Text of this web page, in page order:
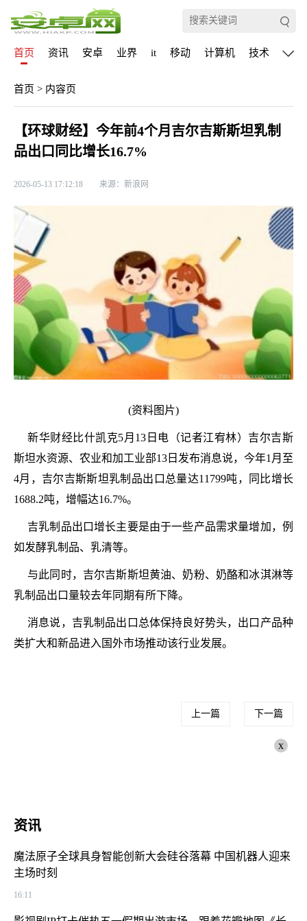
首页 资讯 安卓 业界 it 移动 计算机 技术 通信
首页 > 内容页
【环球财经】今年前4个月吉尔吉斯斯坦乳制
品出口同比增长16.7%
2026-05-13 17:12:18 来源：新浪网
(资料图片)
新华财经比什凯克5月13日电（记者江宥林）吉尔吉斯
斯坦水资源、农业和加工业部13日发布消息说，今年1月至
4月，吉尔吉斯斯坦乳制品出口总量达11799吨，同比增长
1688.2吨，增幅达16.7%。
吉乳制品出口增长主要是由于一些产品需求量增加，例
如发酵乳制品、乳清等。
与此同时，吉尔吉斯斯坦黄油、奶粉、奶酪和冰淇淋等
乳制品出口量较去年同期有所下降。
消息说，吉乳制品出口总体保持良好势头，出口产品种
类扩大和新品进入国外市场推动该行业发展。
上一篇 下一篇
x
资讯
魔法原子全球具身智能创新大会硅谷落幕 中国机器人迎来
主场时刻
16:11